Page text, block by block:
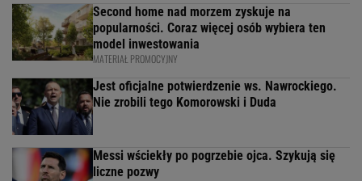
Second home nad morzem zyskuje na
popularności. Coraz więcej osób wybiera ten
model inwestowania
MATERIAŁ PROMOCYJNY
Jest oficjalne potwierdzenie ws. Nawrockiego.
Nie zrobili tego Komorowski i Duda
Messi wściekły po pogrzebie ojca. Szykują się
liczne pozwy